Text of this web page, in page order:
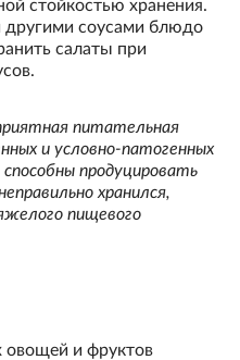
стойкостью хранения.
другими соусами блюдо
салаты при
питательная
и условно-патогенных
продуцировать
хранился,
пищевого
овощей и фруктов